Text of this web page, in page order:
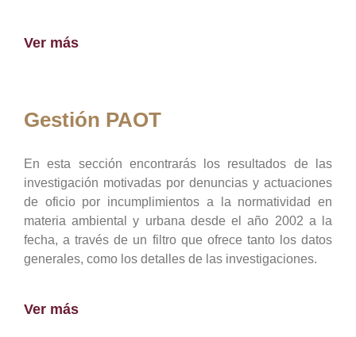
Ver más
Gestión PAOT
En esta sección encontrarás los resultados de las
investigación motivadas por denuncias y actuaciones
de oficio por incumplimientos a la normatividad en
materia ambiental y urbana desde el año 2002 a la
fecha, a través de un filtro que ofrece tanto los datos
generales, como los detalles de las investigaciones.
Ver más